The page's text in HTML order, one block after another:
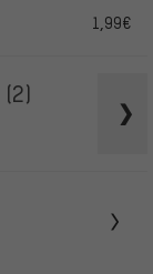
1,99€
(2)